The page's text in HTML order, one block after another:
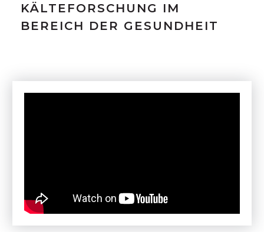
KÄLTEFORSCHUNG IM
BEREICH DER GESUNDHEIT